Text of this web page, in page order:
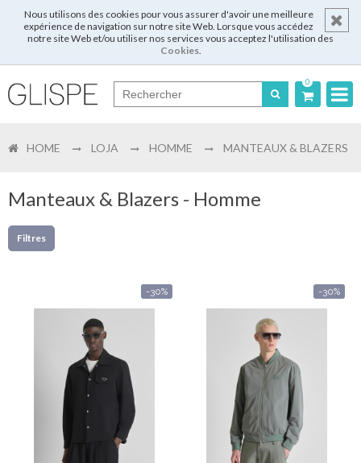
Nous utilisons des cookies pour vous assurer d'avoir une meilleure
expérience de navigation sur notre site Web. Lorsque vous accédez
notre site Web et/ou utiliser nos services vous acceptez l'utilisation des
Cookies.
0
English
Español
Enregistrer
Mon
panier
HOME LOJA HOMME MANTEAUX & BLAZERS
Manteaux & Blazers - Homme
Filtres
-30% -30%